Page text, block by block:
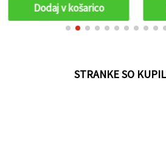
Dodaj v košarico
STRANKE SO